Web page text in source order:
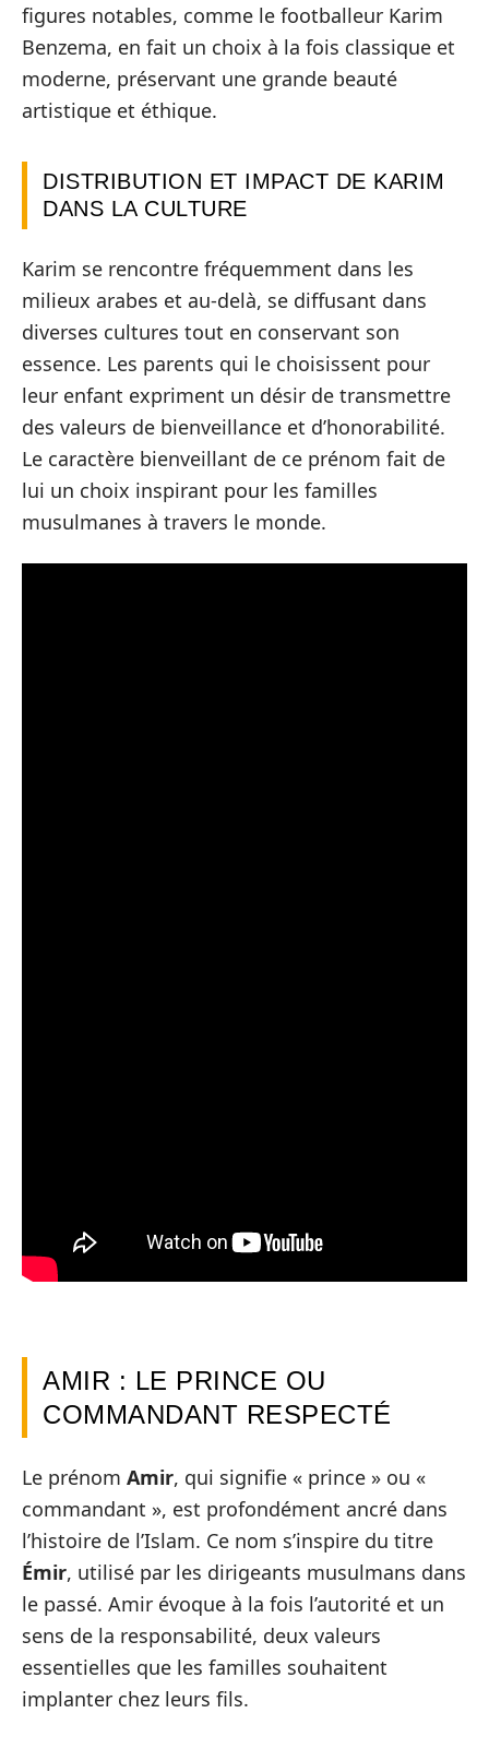
figures notables, comme le footballeur Karim
Benzema, en fait un choix à la fois classique et
moderne, préservant une grande beauté
artistique et éthique.
DISTRIBUTION ET IMPACT DE KARIM
DANS LA CULTURE
Karim se rencontre fréquemment dans les
milieux arabes et au-delà, se diffusant dans
diverses cultures tout en conservant son
essence. Les parents qui le choisissent pour
leur enfant expriment un désir de transmettre
des valeurs de bienveillance et d’honorabilité.
Le caractère bienveillant de ce prénom fait de
lui un choix inspirant pour les familles
musulmanes à travers le monde.
AMIR : LE PRINCE OU
COMMANDANT RESPECTÉ
Le prénom Amir, qui signifie « prince » ou «
commandant », est profondément ancré dans
l’histoire de l’Islam. Ce nom s’inspire du titre
Émir, utilisé par les dirigeants musulmans dans
le passé. Amir évoque à la fois l’autorité et un
sens de la responsabilité, deux valeurs
essentielles que les familles souhaitent
implanter chez leurs fils.